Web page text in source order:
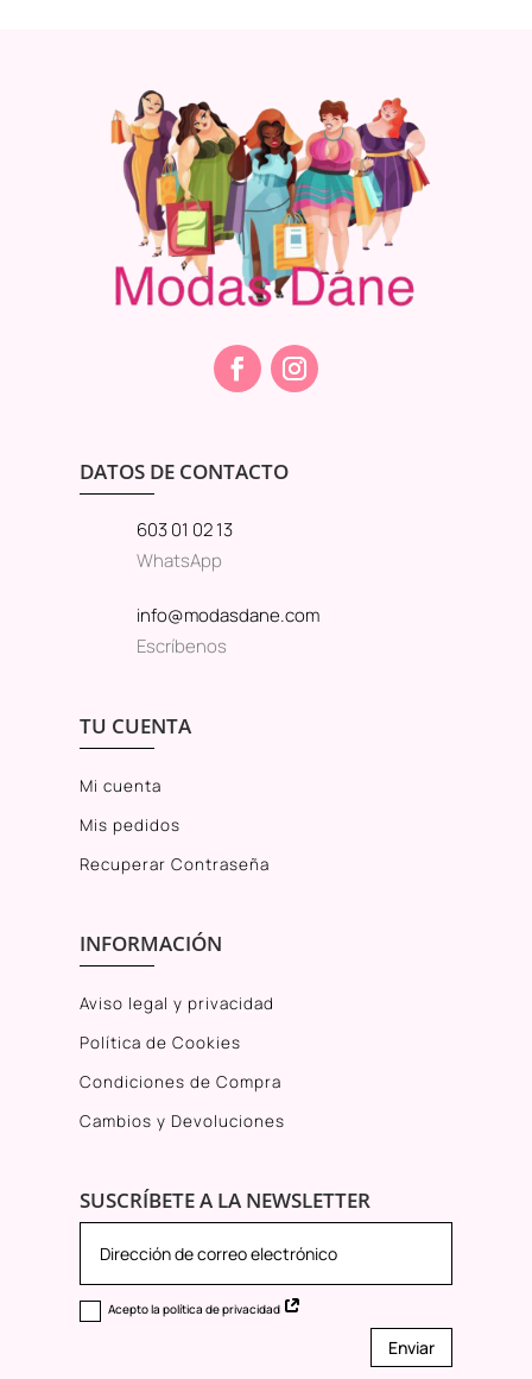
DATOS DE CONTACTO
603 01 02 13
WhatsApp
info@modasdane.com
Escríbenos
TU CUENTA
Mi cuenta
Mis pedidos
Recuperar Contraseña
INFORMACIÓN
Aviso legal y privacidad
Política de Cookies
Condiciones de Compra
Cambios y Devoluciones
SUSCRÍBETE A LA NEWSLETTER
Acepto la política de privacidad
Enviar